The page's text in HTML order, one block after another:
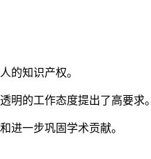
的知识产权。
明的工作态度提出了高要求。
进一步巩固学术贡献。